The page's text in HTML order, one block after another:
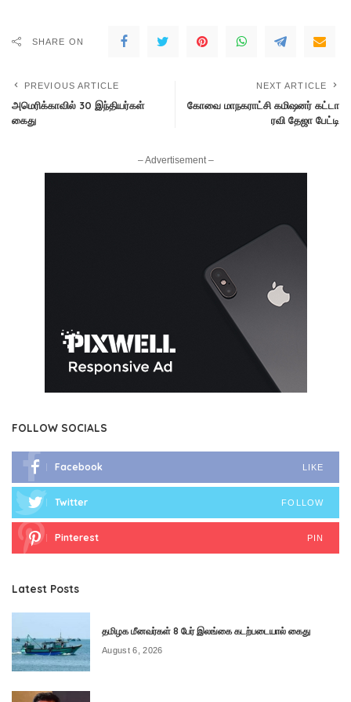
SHARE ON
PREVIOUS ARTICLE
அமெரிக்காவில் 30 இந்தியர்கள்
கைது
NEXT ARTICLE
கோவை மாநகராட்சி கமிஷனர் கட்டா
ரவி தேஜா பேட்டி
– Advertisement –
FOLLOW SOCIALS
Facebook LIKE
Twitter FOLLOW
Pinterest PIN
Latest Posts
தமிழக மீனவர்கள் 8 பேர் இலங்கை கடற்படையால் கைது
August 6, 2026